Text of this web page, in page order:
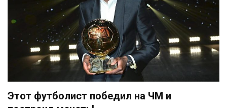
Этот футболист победил на ЧМ и